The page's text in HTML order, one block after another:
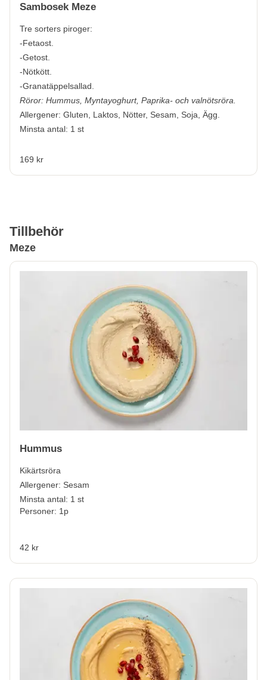
Sambosek Meze
Tre sorters piroger:
-Fetaost.
-Getost.
-Nötkött.
-Granatäppelsallad.
Röror: Hummus, Myntayoghurt, Paprika- och valnötsröra.
Allergener: Gluten, Laktos, Nötter, Sesam, Soja, Ägg.
Minsta antal: 1 st
169 kr
Tillbehör
Meze
Hummus
Kikärtsröra
Allergener: Sesam
Minsta antal: 1 st
Personer: 1p
42 kr